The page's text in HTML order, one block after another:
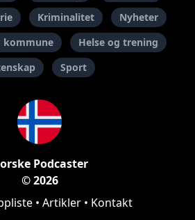
Kriminalitet
Nyheter
kommune
Helse og trening
Sport
Podcaster
© 2026
• Artikler• Kontakt